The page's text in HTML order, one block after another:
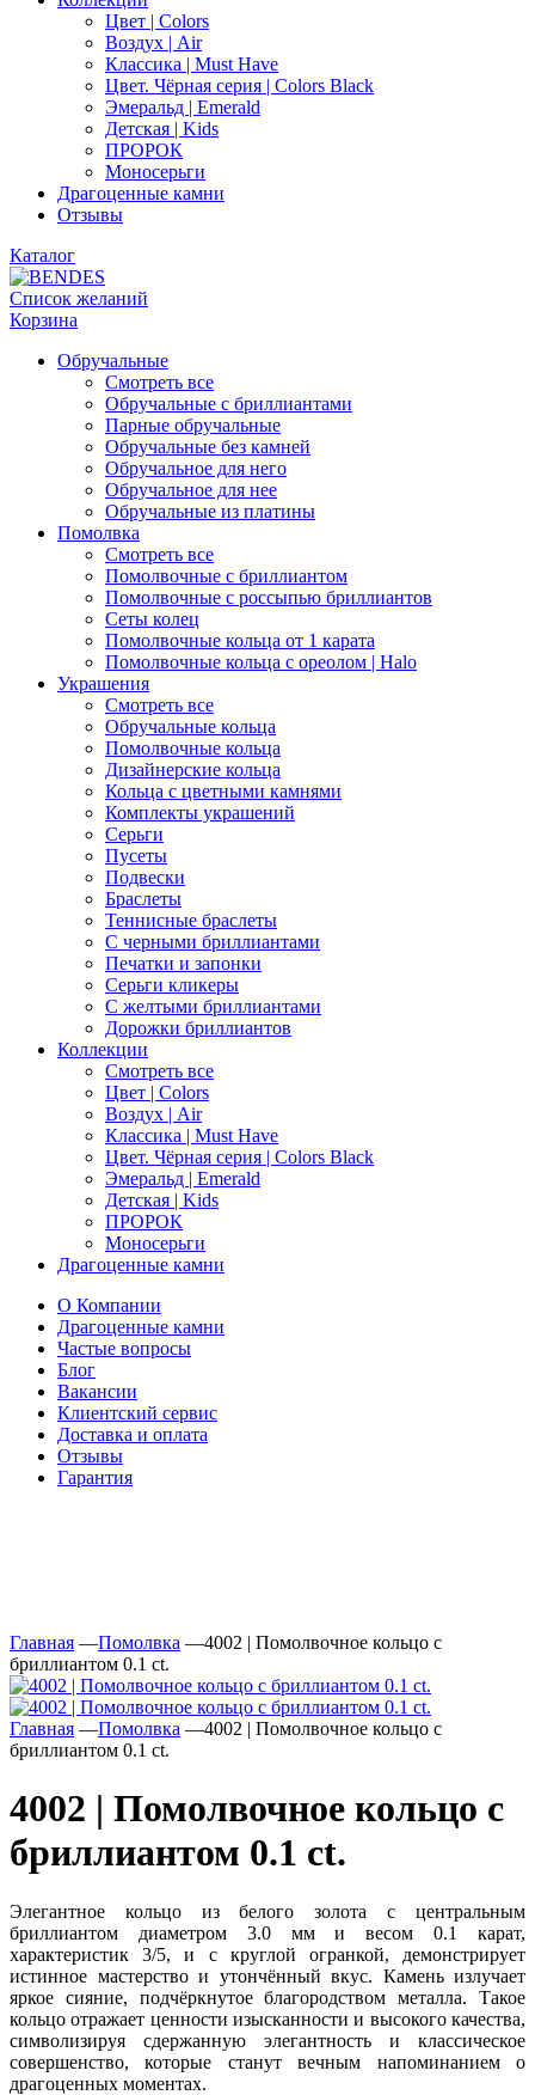
Цвет | Colors
Воздух | Air
Классика | Must Have
Цвет. Чёрная серия | Colors Black
Эмеральд | Emerald
Детская | Kids
ПРОРОК
Моносерьги
Драгоценные камни
Отзывы
Каталог
Список желаний
Корзина
Обручальные
Смотреть все
Обручальные с бриллиантами
Парные обручальные
Обручальные без камней
Обручальное для него
Обручальное для нее
Обручальные из платины
Помолвка
Смотреть все
Помолвочные с бриллиантом
Помолвочные с россыпью бриллиантов
Сеты колец
Помолвочные кольца от 1 карата
Помолвочные кольца с ореолом | Halo
Украшения
Смотреть все
Обручальные кольца
Помолвочные кольца
Дизайнерские кольца
Кольца с цветными камнями
Комплекты украшений
Серьги
Пусеты
Подвески
Браслеты
Теннисные браслеты
C черными бриллиантами
Печатки и запонки
Серьги кликеры
С желтыми бриллиантами
Дорожки бриллиантов
Коллекции
Смотреть все
Цвет | Colors
Воздух | Air
Классика | Must Have
Цвет. Чёрная серия | Colors Black
Эмеральд | Emerald
Детская | Kids
ПРОРОК
Моносерьги
Драгоценные камни
О Компании
Драгоценные камни
Частые вопросы
Блог
Вакансии
Клиентский сервис
Доставка и оплата
Отзывы
Гарантия
Главная —Помолвка —4002 | Помолвочное кольцо с
бриллиантом 0.1 ct.
Главная —Помолвка —4002 | Помолвочное кольцо с
бриллиантом 0.1 ct.
4002 | Помолвочное кольцо с
бриллиантом 0.1 ct.
Элегантное кольцо из белого золота с центральным
бриллиантом диаметром 3.0 мм и весом 0.1 карат,
характеристик 3/5, и с круглой огранкой, демонстрирует
истинное мастерство и утончённый вкус. Камень излучает
яркое сияние, подчёркнутое благородством металла. Такое
кольцо отражает ценности изысканности и высокого качества,
символизируя сдержанную элегантность и классическое
совершенство, которые станут вечным напоминанием о
драгоценных моментах.